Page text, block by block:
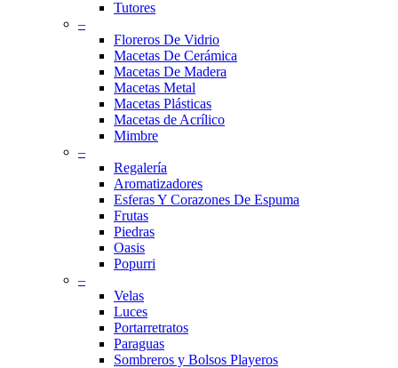
Tutores
–
Floreros De Vidrio
Macetas De Cerámica
Macetas De Madera
Macetas Metal
Macetas Plásticas
Macetas de Acrílico
Mimbre
–
Regalería
Aromatizadores
Esferas Y Corazones De Espuma
Frutas
Piedras
Oasis
Popurri
–
Velas
Luces
Portarretratos
Paraguas
Sombreros y Bolsos Playeros